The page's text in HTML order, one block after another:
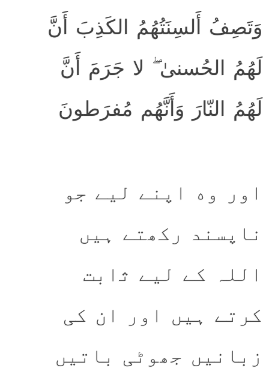
وَتَصِفُ أَلسِنَتُهُمُ الكَذِبَ أَنَّ
لَهُمُ الحُسنىٰ ۖ لا جَرَمَ أَنَّ
لَهُمُ النّارَ وَأَنَّهُم مُفرَطونَ
اور وه اپنے لیے جو
ناپسند رکھتے ہیں
اللہ کے لیے ﺛابت
کرتے ہیں اور ان کی
زبانیں جھوٹی باتیں